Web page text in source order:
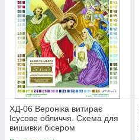
ХД-06 Вероніка витирає
Ісусове обличчя. Схема для
вишивки бісером